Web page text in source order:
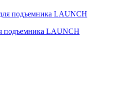
подъемника LAUNCH